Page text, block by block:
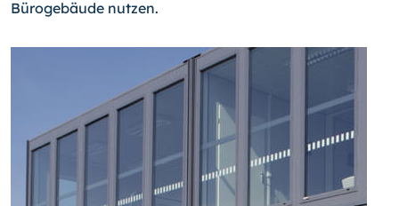
Bürogebäude nutzen.